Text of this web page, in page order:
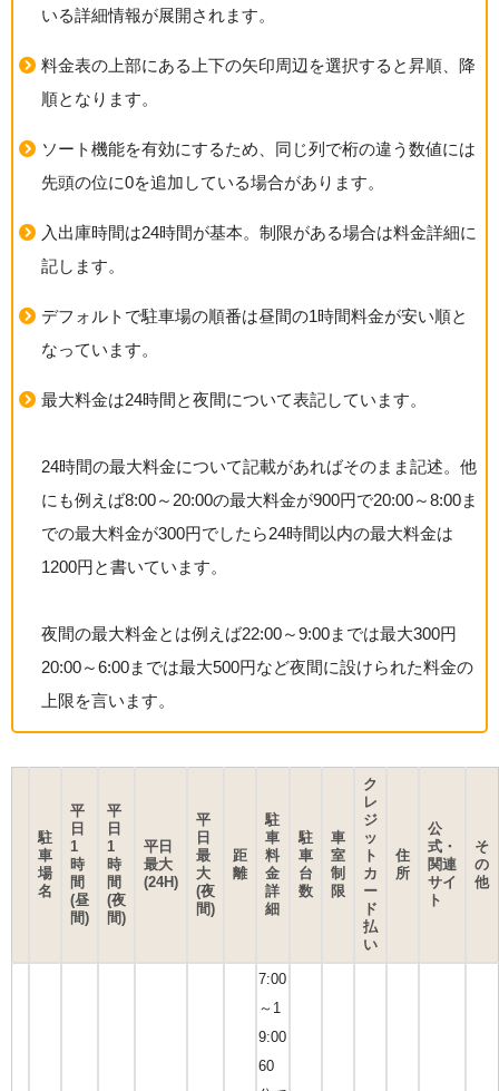
いる詳細情報が展開されます。
料金表の上部にある上下の矢印周辺を選択すると昇順、降
順となります。
ソート機能を有効にするため、同じ列で桁の違う数値には
先頭の位に0を追加している場合があります。
入出庫時間は24時間が基本。制限がある場合は料金詳細に
記します。
デフォルトで駐車場の順番は昼間の1時間料金が安い順と
なっています。
最大料金は24時間と夜間について表記しています。
24時間の最大料金について記載があればそのまま記述。他
にも例えば8:00～20:00の最大料金が900円で20:00～8:00ま
での最大料金が300円でしたら24時間以内の最大料金は
1200円と書いています。
夜間の最大料金とは例えば22:00～9:00までは最大300円
20:00～6:00までは最大500円など夜間に設けられた料金の
上限を言います。
駐
車
場
名
平
日
1
時
間
(昼
間)
平
日
1
時
間
(夜
間)
平日
最大
(24H)
平
日
最
大
(夜
間)
距
離
駐
車
料
金
詳
細
駐
車
台
数
車
室
制
限
ク
レ
ジ
ッ
ト
カ
ー
ド
払
い
住
所
公
式・
関連
サイ
ト
そ
の
他
7:00
～1
9:00
60